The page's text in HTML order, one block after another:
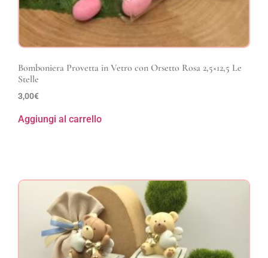
Bomboniera Provetta in Vetro con Orsetto Rosa 2,5×12,5 Le
Stelle
3,00€
Aggiungi al carrello